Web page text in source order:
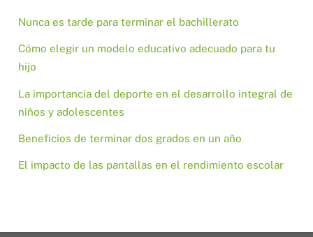
Nunca es tarde para terminar el bachillerato
Cómo elegir un modelo educativo adecuado para tu
hijo
La importancia del deporte en el desarrollo integral de
niños y adolescentes
Beneficios de terminar dos grados en un año
El impacto de las pantallas en el rendimiento escolar